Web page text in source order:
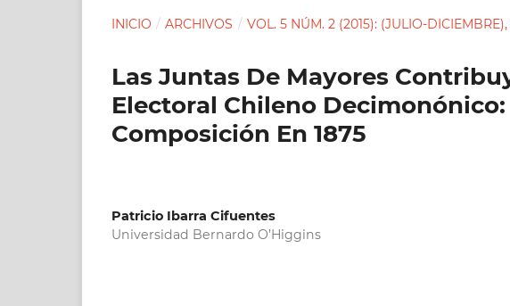
INICIO / ARCHIVOS / VOL. 5 NÚM. 2 (2015): (JULIO-DICIEMBRE),
Las Juntas De Mayores
Electoral Chileno
Composición En 1875
Patricio Ibarra Cifuentes
Universidad Bernardo O’Higgins